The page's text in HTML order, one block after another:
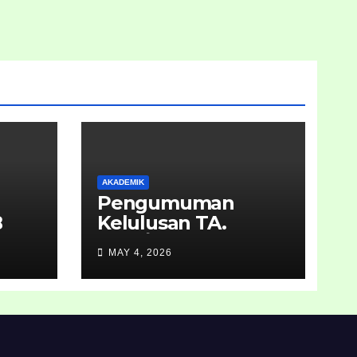
AKADEMIK
Pengumuman
Kelulusan TA.
2025/2026
MAY 4, 2026